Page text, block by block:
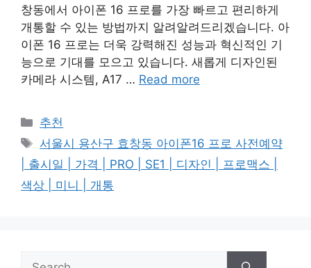
창동에서 아이폰 16 프로를 가장 빠르고 편리하게
개통할 수 있는 방법까지 알려알려드리겠습니다. 아
이폰 16 프로는 더욱 강력해진 성능과 혁신적인 기
능으로 기대를 모으고 있습니다. 새롭게 디자인된
카메라 시스템, A17 … Read more
Categories
추천
Tags
서울시 용산구 효창동 아이폰16 프로 사전예약
| 출시일 | 가격 | PRO | SE1 | 디자인 | 프로맥스 |
색상 | 미니 | 개통